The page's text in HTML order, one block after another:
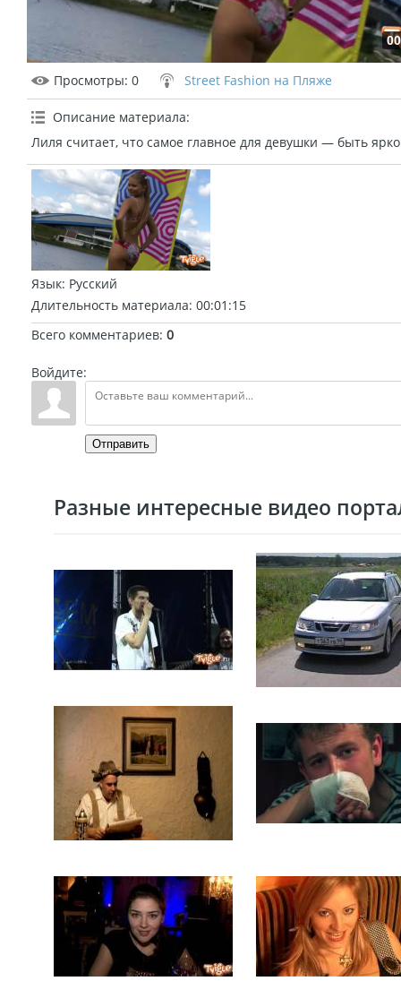
Просмотры: 0 Street Fashion на Пляже
Описание материала:
Лиля считает, что самое главное для девушки — быть
Язык: Русский
Длительность материала: 00:01:15
Всего комментариев: 0
Войдите:
Отправить
Разные интересные видео